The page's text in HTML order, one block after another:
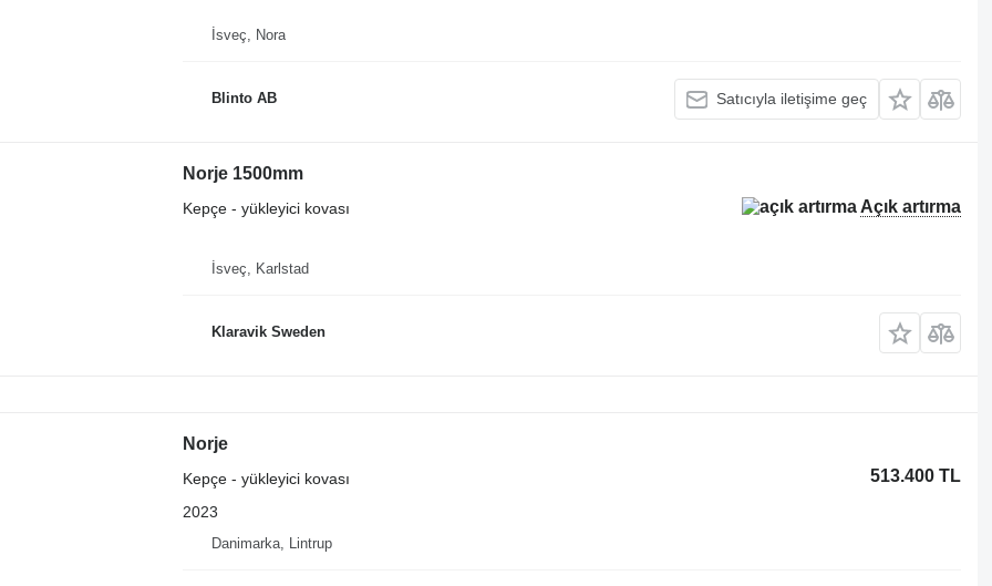
İsveç, Nora
Blinto AB Satıcıyla iletişime geç
Norje 1500mm
Açık artırma
Kepçe - yükleyici kovası
İsveç, Karlstad
Klaravik Sweden
Norje
513.400 TL
Kepçe - yükleyici kovası
2023
Danimarka, Lintrup